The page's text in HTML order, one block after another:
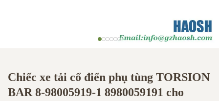
Chiếc xe tải cổ điển phụ tùng TORSION
BAR 8-98005919-1 8980059191 cho